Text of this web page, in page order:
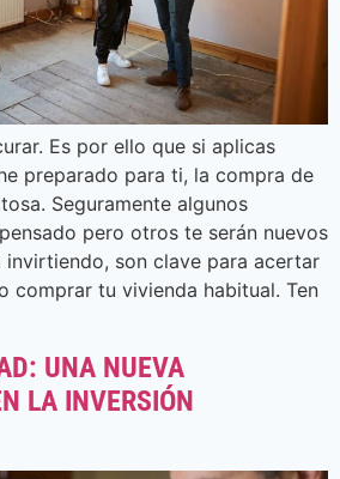
Es por ello que si aplicas
preparado para ti, la compra de
Seguramente algunos
pero otros te serán nuevos
son clave para acertar
comprar tu vivienda habitual. Ten
UNA NUEVA
LA INVERSIÓN